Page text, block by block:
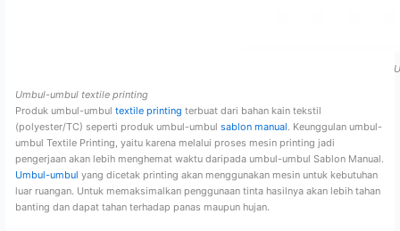
Umbul-umbul textile printing
Produk umbul-umbul textile printing terbuat dari bahan kain tekstil
(polyester/TC) seperti produk umbul-umbul sablon manual. Keunggulan umbul-
umbul Textile Printing, yaitu karena melalui proses mesin printing jadi
pengerjaan akan lebih menghemat waktu daripada umbul-umbul Sablon Manual.
Umbul-umbul yang dicetak printing akan menggunakan mesin untuk kebutuhan
luar ruangan. Untuk memaksimalkan penggunaan tinta hasilnya akan lebih tahan
banting dan dapat tahan terhadap panas maupun hujan.